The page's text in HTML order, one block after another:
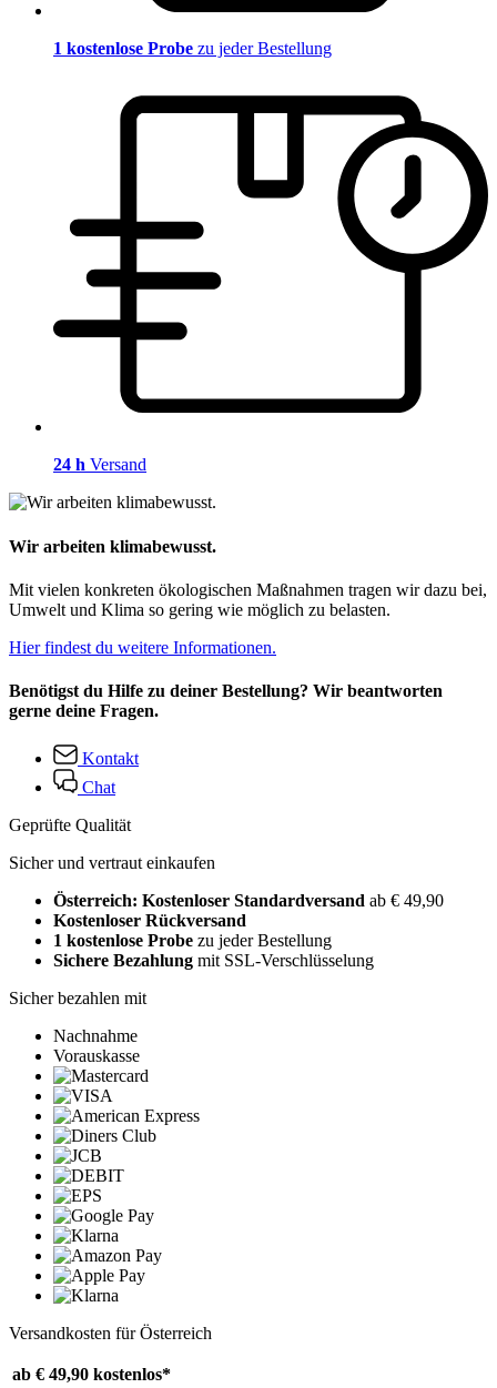
1 kostenlose Probe zu jeder Bestellung
24 h Versand
Wir arbeiten klimabewusst.
Mit vielen konkreten ökologischen Maßnahmen tragen wir dazu bei,
Umwelt und Klima so gering wie möglich zu belasten.
Hier findest du weitere Informationen.
Benötigst du Hilfe zu deiner Bestellung? Wir beantworten
gerne deine Fragen.
Kontakt
Chat
Geprüfte Qualität
Sicher und vertraut einkaufen
Österreich: Kostenloser Standardversand ab € 49,90
Kostenloser Rückversand
1 kostenlose Probe zu jeder Bestellung
Sichere Bezahlung mit SSL-Verschlüsselung
Sicher bezahlen mit
Nachnahme
Vorauskasse
Versandkosten für Österreich
ab € 49,90 kostenlos*